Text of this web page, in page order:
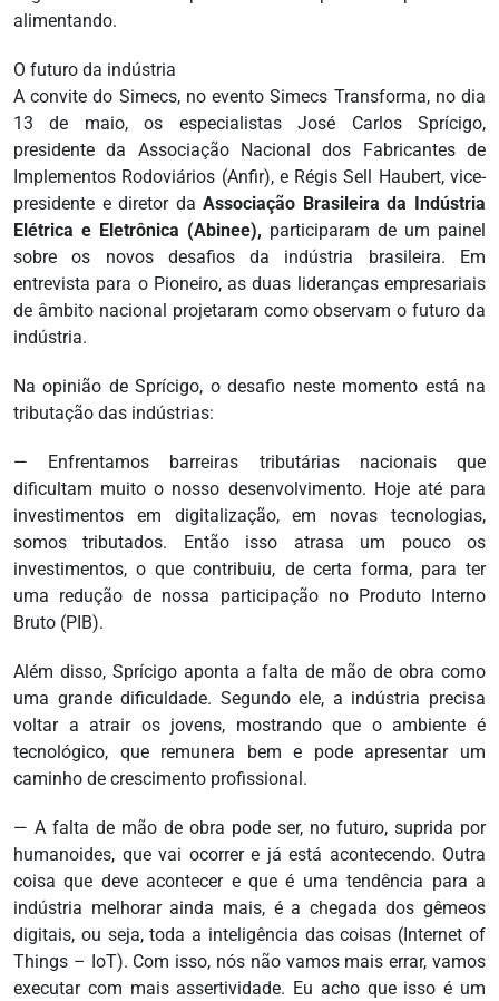
alimentando.
O futuro da indústria
A convite do Simecs, no evento Simecs Transforma, no dia
13 de maio, os especialistas José Carlos Sprícigo,
presidente da Associação Nacional dos Fabricantes de
Implementos Rodoviários (Anfir), e Régis Sell Haubert, vice-
presidente e diretor daAssociação Brasileira da Indústria
Elétrica e Eletrônica (Abinee), participaram de um painel
sobre os novos desafios da indústria brasileira. Em
entrevista para o Pioneiro, as duas lideranças empresariais
de âmbito nacional projetaram como observam o futuro da
indústria.
Na opinião de Sprícigo, o desafio neste momento está na
tributação das indústrias:
— Enfrentamos barreiras tributárias nacionais que
dificultam muito o nosso desenvolvimento. Hoje até para
investimentos em digitalização, em novas tecnologias,
somos tributados. Então isso atrasa um pouco os
investimentos, o que contribuiu, de certa forma, para ter
uma redução de nossa participação no Produto Interno
Bruto (PIB).
Além disso, Sprícigo aponta a falta de mão de obra como
uma grande dificuldade. Segundo ele, a indústria precisa
voltar a atrair os jovens, mostrando que o ambiente é
tecnológico, que remunera bem e pode apresentar um
caminho de crescimento profissional.
— A falta de mão de obra pode ser, no futuro, suprida por
humanoides, que vai ocorrer e já está acontecendo. Outra
coisa que deve acontecer e que é uma tendência para a
indústria melhorar ainda mais, é a chegada dos gêmeos
digitais, ou seja, toda a inteligência das coisas (Internet of
Things – IoT). Com isso, nós não vamos mais errar, vamos
executar com mais assertividade. Eu acho que isso é um